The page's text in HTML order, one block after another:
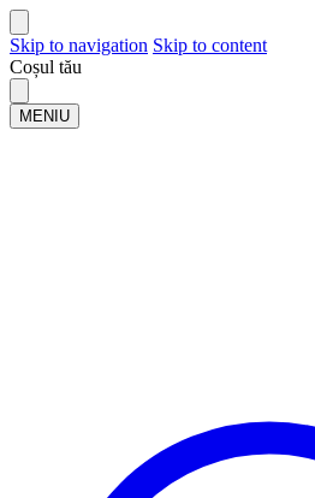
Skip to navigation Skip to content
Coșul tău
MENIU